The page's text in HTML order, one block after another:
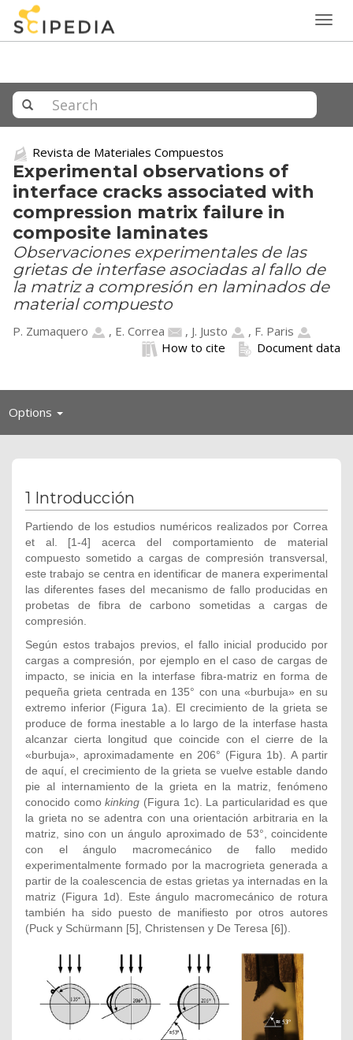
Revista de Materiales Compuestos
Experimental observations of
interface cracks associated with
compression matrix failure in
composite laminates
Observaciones experimentales de las
grietas de interfase asociadas al fallo de
la matriz a compresión en laminados de
material compuesto
P. Zumaquero , E. Correa , J. Justo , F. Paris
Document data
How to cite
Options Toggle
1 Introducción
Partiendo de los estudios numéricos realizados por Correa
et al. [1-4] acerca del comportamiento de material
compuesto sometido a cargas de compresión transversal,
este trabajo se centra en identificar de manera experimental
las diferentes fases del mecanismo de fallo producidas en
probetas de fibra de carbono sometidas a cargas de
compresión.
Según estos trabajos previos, el fallo inicial producido por
cargas a compresión, por ejemplo en el caso de cargas de
impacto, se inicia en la interfase fibra-matriz en forma de
pequeña grieta centrada en 135° con una «burbuja» en su
extremo inferior (Figura 1a). El crecimiento de la grieta se
produce de forma inestable a lo largo de la interfase hasta
alcanzar cierta longitud que coincide con el cierre de la
«burbuja», aproximadamente en 206° (Figura 1b). A partir
de aquí, el crecimiento de la grieta se vuelve estable dando
pie al internamiento de la grieta en la matriz, fenómeno
conocido comokinking (Figura 1c). La particularidad es que
la grieta no se adentra con una orientación arbitraria en la
matriz, sino con un ángulo aproximado de 53°, coincidente
con el ángulo macromecánico de fallo medido
experimentalmente formado por la macrogrieta generada a
partir de la coalescencia de estas grietas ya internadas en la
matriz (Figura 1d). Este ángulo macromecánico de rotura
también ha sido puesto de manifiesto por otros autores
(Puck y Schürmann [5], Christensen y De Teresa [6]).